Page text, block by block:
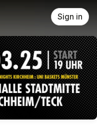
Sign in